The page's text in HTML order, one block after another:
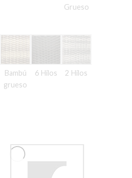
Grueso
Bambú
grueso
6 Hilos 2 Hilos